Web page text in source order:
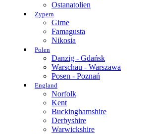
Ostanatolien
Zypern
Girne
Famagusta
Nikosia
Polen
Danzig - Gdańsk
Warschau - Warszawa
Posen - Poznań
England
Norfolk
Kent
Buckinghamshire
Derbyshire
Warwickshire